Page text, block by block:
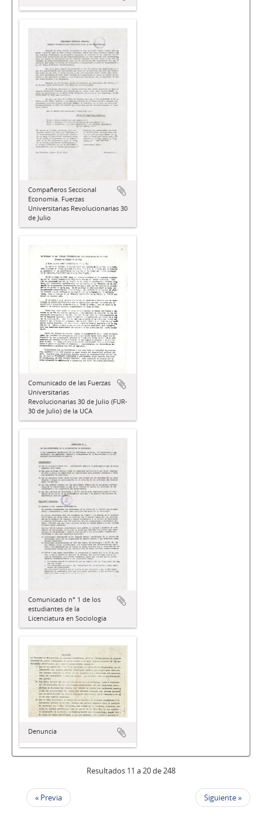
Compañeros Seccional
Economía. Fuerzas
Universitarias Revolucionarias 30
de Julio
Comunicado de las Fuerzas
Universitarias
Revolucionarias 30 de Julio (FUR-
30 de Julio) de la UCA
Comunicado n° 1 de los
estudiantes de la
Licenciatura en Sociología
Denuncia
Resultados 11 a 20 de 248
« Previa Siguiente »